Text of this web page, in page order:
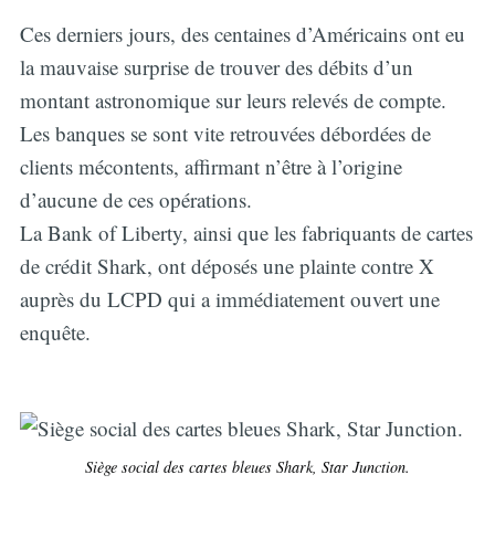
Ces derniers jours, des centaines d’Américains ont eu
la mauvaise surprise de trouver des débits d’un
montant astronomique sur leurs relevés de compte.
Les banques se sont vite retrouvées débordées de
clients mécontents, affirmant n’être à l’origine
d’aucune de ces opérations.
La Bank of Liberty, ainsi que les fabriquants de cartes
de crédit Shark, ont déposés une plainte contre X
auprès du LCPD qui a immédiatement ouvert une
enquête.
Siège social des cartes bleues Shark, Star Junction.